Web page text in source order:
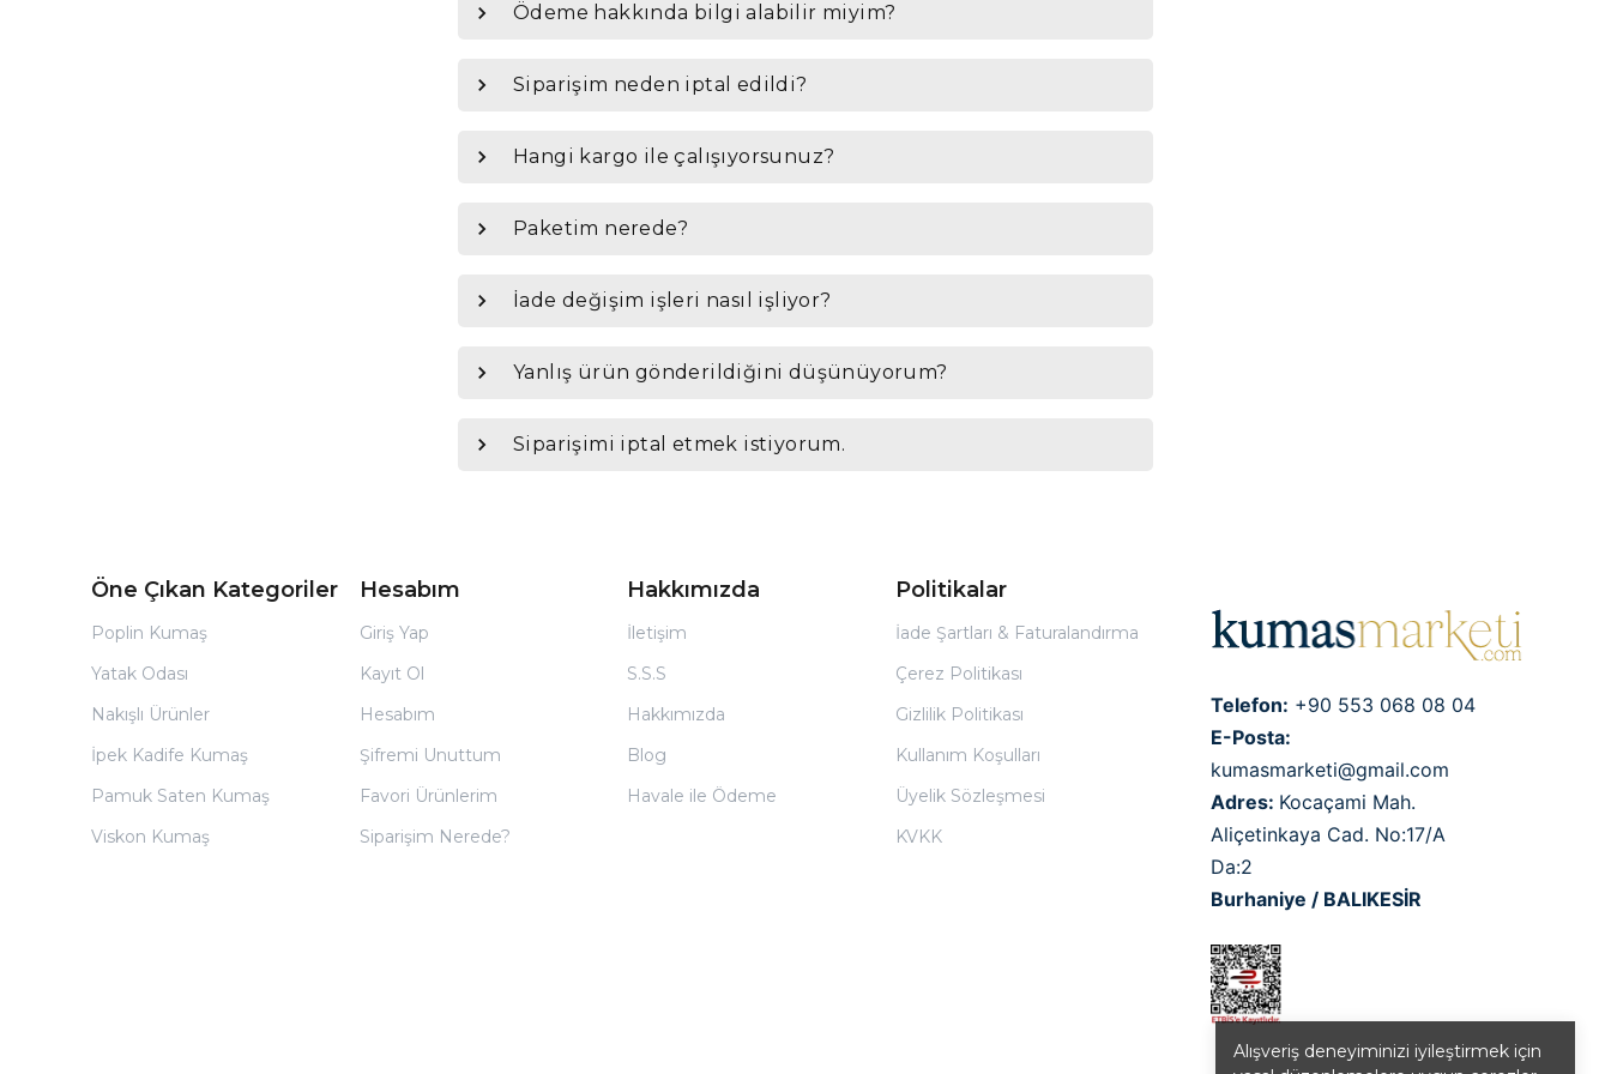
Alışveriş deneyiminizi iyileştirmek için
Ödeme hakkında bilgi alabilir miyim?
Siparişim neden iptal edildi?
Hangi kargo ile çalışıyorsunuz?
Paketim nerede?
İade değişim işleri nasıl işliyor?
Yanlış ürün gönderildiğini düşünüyorum?
Siparişimi iptal etmek istiyorum.
Öne Çıkan Kategoriler
Poplin Kumaş
Yatak Odası
Nakışlı Ürünler
İpek Kadife Kumaş
Pamuk Saten Kumaş
Viskon Kumaş
Hesabım
Giriş Yap
Kayıt Ol
Hesabım
Şifremi Unuttum
Favori Ürünlerim
Siparişim Nerede?
Hakkımızda
İletişim
S.S.S
Hakkımızda
Blog
Havale ile Ödeme
Politikalar
İade Şartları & Faturalandırma
Çerez Politikası
Gizlilik Politikası
Kullanım Koşulları
Üyelik Sözleşmesi
KVKK
Telefon: +90 553 068 08 04
E-Posta:
kumasmarketi@gmail.com
Adres: Kocaçami Mah.
Aliçetinkaya Cad. No:17/A
Da:2
Burhaniye / BALIKESİR